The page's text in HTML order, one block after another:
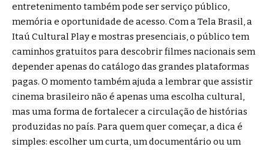
entretenimento também pode ser serviço público,
memória e oportunidade de acesso. Com a Tela Brasil, a
Itaú Cultural Play e mostras presenciais, o público tem
caminhos gratuitos para descobrir filmes nacionais sem
depender apenas do catálogo das grandes plataformas
pagas. O momento também ajuda a lembrar que assistir
cinema brasileiro não é apenas uma escolha cultural,
mas uma forma de fortalecer a circulação de histórias
produzidas no país. Para quem quer começar, a dica é
simples: escolher um curta, um documentário ou um